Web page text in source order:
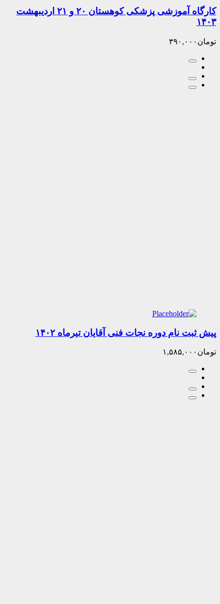
کارگاه آموزشی پزشکی کوهستان ۲۰ و ۲۱ اردیبهشت
نام دوره نجات فنی آقایان تیرماه ۱۴۰۲